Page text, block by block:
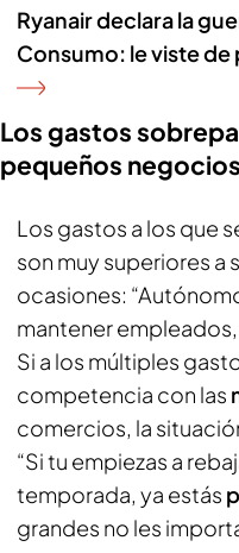
Ryanair declara la
Consumo: le viste de
Los gastos
pequeños negocios
Los gastos a los que
son muy superiores a
ocasiones:
mantener empleados,
Si a los múltiples
competencia con las
comercios, la
“Si tu empiezas a
temporada, ya estás
grandes no les